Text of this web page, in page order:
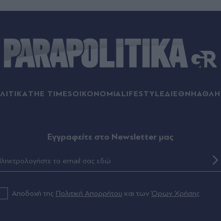
THE TIMESΟΙΚΟΝΟΜΙΑLIFESTYLEΔΙΕΘΝΗ
Eγγραφείτε στο Newsletter μας
Αποδοχή της Πολιτική Απορρήτου και τωνΌρων Χρήσης